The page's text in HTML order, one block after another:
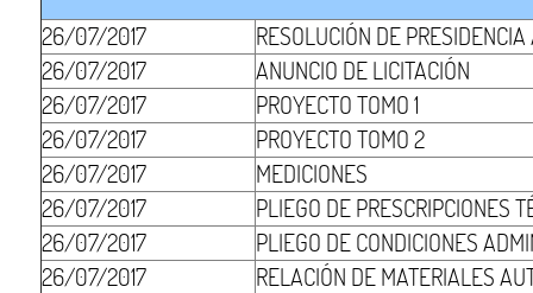
26/07/2017
RESOLUCIÓN DE
26/07/2017
ANUNCIO DE LICITACIÓN
26/07/2017
PROYECTO TOMO 1
26/07/2017
PROYECTO TOMO 2
26/07/2017
MEDICIONES
26/07/2017
PLIEGO DE PRESCRIPCIONES
26/07/2017
PLIEGO DE CONDICIONES
26/07/2017
RELACIÓN DE MATERIALES